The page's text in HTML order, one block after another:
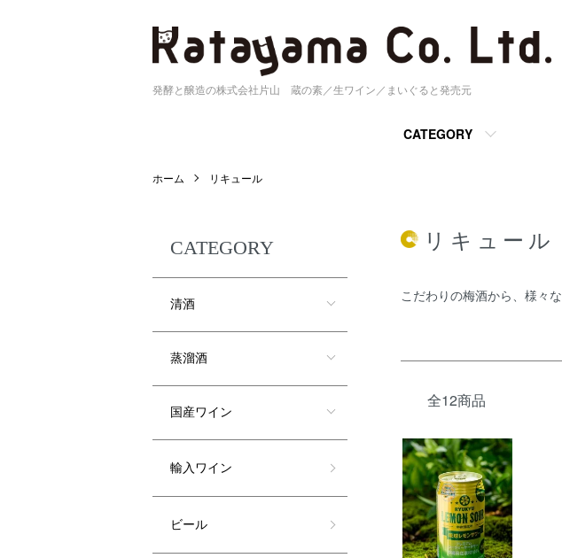
発酵と醸造の株式会社片山 蔵の素／生ワイン／まいぐると発売元
CATEGORY
ホーム リキュール
リキュール
こだわりの梅酒から、様々
全12商品
CATEGORY
清酒
蒸溜酒
国産ワイン
輸入ワイン
ビール